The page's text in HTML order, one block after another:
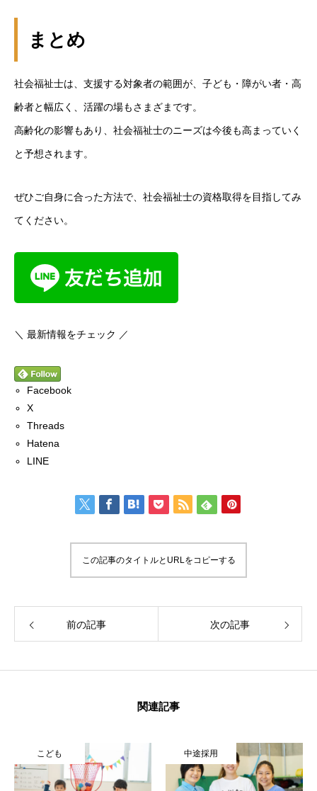
まとめ
社会福祉士は、支援する対象者の範囲が、子ども・障がい者・高
齢者と幅広く、活躍の場もさまざまです。
高齢化の影響もあり、社会福祉士のニーズは今後も高まっていく
と予想されます。
ぜひご自身に合った方法で、社会福祉士の資格取得を目指してみ
てください。
＼ 最新情報をチェック ／
Facebook
X
Threads
Hatena
LINE
この記事のタイトルとURLをコピーする
前の記事 次の記事
関連記事
こども 中途採用